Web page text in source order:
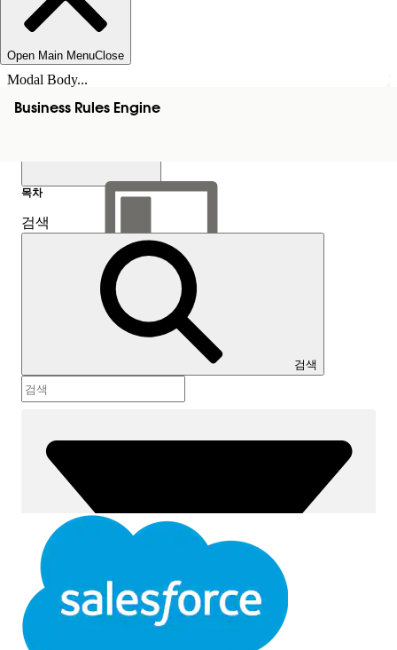
Open Main MenuClose
Modal Body...
Business Rules Engine
목차 표시
목차
검색
검색